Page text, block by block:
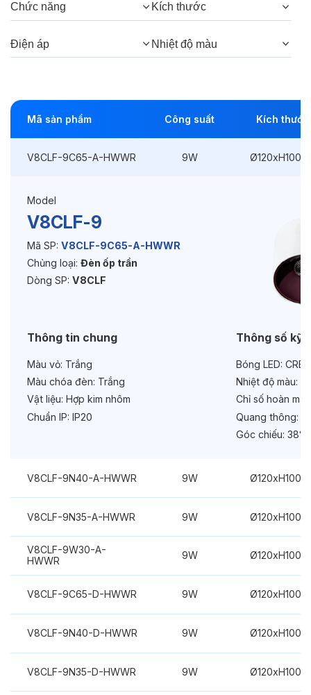
Thông số Điện & Lắp đặt
Kích thước
Ø120xH100mm
Điện áp:220VAC, 50Hz
Độ bền & tùy chọn mở rộng
Bảo hành:3 năm
Chức năng Kích thước
Điện áp Nhiệt độ màu
Mã sản phẩm Công suất Kích thước
V8CLF-9C65-A-HWWR 9W
Model
V8CLF-9
Mã SP: V8CLF-9C65-A-HWWR
Chủng loại: Đèn ốp trần
Dòng SP: V8CLF
Thông tin chung
Màu vỏ: Trắng
Màu chóa đèn: Trắng
Vật liệu: Hợp kim nhôm
Chuẩn IP: IP20
Thông số kỹ
Bóng LED:
Nhiệt độ màu:
Chỉ số hoàn
Quang thông:
Góc chiếu: 38°
V8CLF-9N40-A-HWWR 9W
V8CLF-9N35-A-HWWR 9W
V8CLF-9W30-A-
HWWR
9W
V8CLF-9C65-D-HWWR 9W
V8CLF-9N40-D-HWWR 9W
V8CLF-9N35-D-HWWR 9W